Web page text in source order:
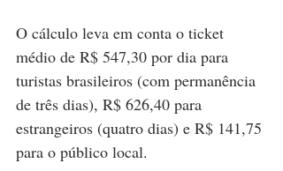
O cálculo leva em conta o ticket
médio de R$ 547,30 por dia para
turistas brasileiros (com permanência
de três dias), R$ 626,40 para
estrangeiros (quatro dias) e R$ 141,75
para o público local.